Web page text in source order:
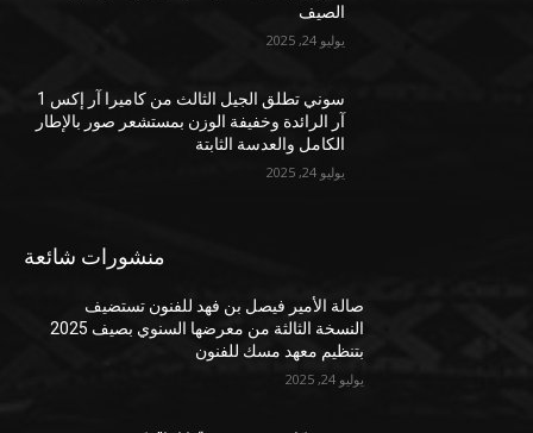
الصيف
يوليو 24, 2025
سوني تطلق الجيل الثالث من كاميرا آر إكس 1
آر الرائدة وخفيفة الوزن بمستشعر صور بالإطار
الكامل والعدسة الثابتة
يوليو 24, 2025
منشورات شائعة
صالة الأمير فيصل بن فهد للفنون تستضيف
النسخة الثالثة من معرضها السنوي بصيف 2025
بتنظيم معهد مسك للفنون
يوليو 24, 2025